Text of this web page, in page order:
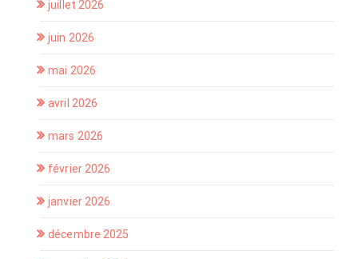
juillet 2026
juin 2026
mai 2026
avril 2026
mars 2026
février 2026
janvier 2026
décembre 2025